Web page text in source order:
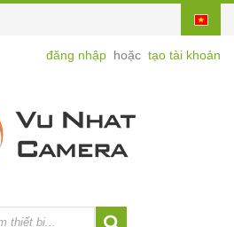
đăng nhập hoặc tạo tài khoản